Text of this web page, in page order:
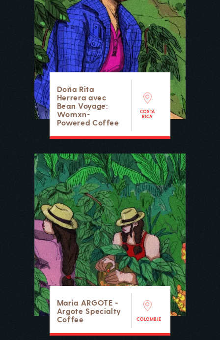
Doña Rita
Herrera avec
Bean Voyage:
Womxn-
Powered Coffee
COSTA
RICA
Maria ARGOTE -
Argote Specialty
Coffee
COLOMBIE